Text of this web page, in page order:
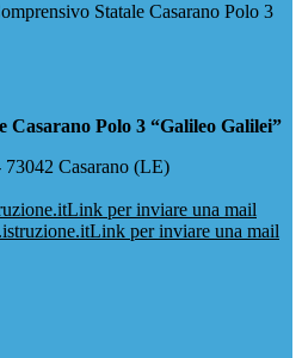
Statale Casarano Polo 3
Casarano Polo 3 “Galileo Galilei”
73042 Casarano (LE)
Link per inviare una mail
Link per inviare una mail